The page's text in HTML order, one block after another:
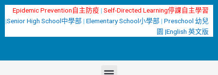
跳
主
要
Epidemic Prevention自主防疫 | Self-Directed Learning停課自主學習
|Senior High School中學部 | Elementary School小學部 | Preschool 幼兒
園 |English 英文版
選